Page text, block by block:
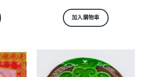
加入購物車